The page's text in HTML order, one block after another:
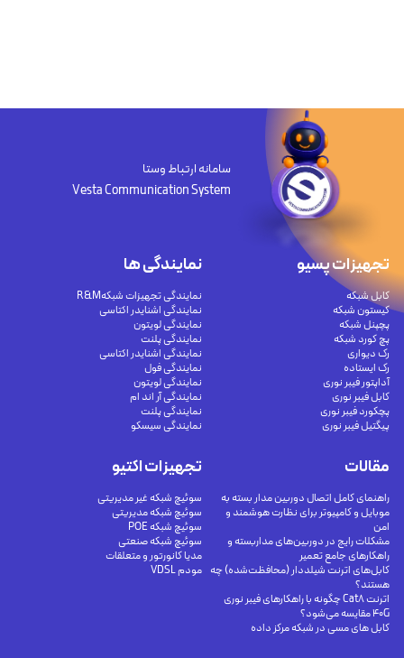
سامانه ارتباط وستا
Vesta Communication System
تجهیزات پسیو
کابل شبکه
کیستون شبکه
پچپنل شبکه
پچ کورد شبکه
رک دیواری
رک ایستاده
آداپتور فیبر نوری
کابل فیبر نوری
پچکورد فیبر نوری
پیگتیل فیبر نوری
تجهیزات اکتیو
سوئیچ شبکه غیر مدیریتی
سوئیچ شبکه مدیریتی
سوئیچ شبکه POE
سوئیچ شبکه صنعتی
مدیا کانورتور و متعلقات
مودم VDSL
نمایندگی ها
نمایندگی تجهیزات شبکهR&M
نمایندگی اشنایدر اکتاسی
نمایندگی لویتون
نمایندگی پلنت
نمایندگی اشنایدر اکتاسی
نمایندگی فول
نمایندگی لویتون
نمایندگی آر اند ام
نمایندگی پلنت
نمایندگی سیسکو
مقالات
راهنمای کامل اتصال دوربین مدار بسته به
موبایل و کامپیوتر برای نظارت هوشمند و
امن
مشکلات رایج در دوربین‌های مداربسته و
راهکارهای جامع تعمیر
کابل‌های اترنت شیلددار (محافظت‌شده) چه
هستند؟
اترنت Cat8 چگونه با راهکارهای فیبر نوری
40G مقایسه می‌شود؟
کابل های مسی در شبکه مرکز داده